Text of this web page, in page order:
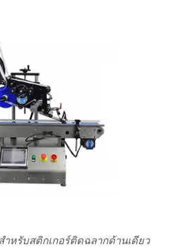
ำหรับสติกเกอร์ติดฉลากด้านเดียว